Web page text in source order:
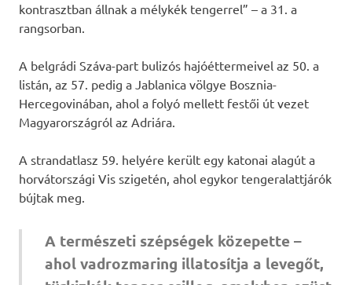
kontrasztban állnak a mélykék tengerrel” – a 31. a
rangsorban.
A belgrádi Száva-part bulizós hajóéttermeivel az 50. a
listán, az 57. pedig a Jablanica völgye Bosznia-
Hercegovinában, ahol a folyó mellett festői út vezet
Magyarországról az Adriára.
A strandatlasz 59. helyére került egy katonai alagút a
horvátországi Vis szigetén, ahol egykor tengeralattjárók
bújtak meg.
A természeti szépségek közepette –
ahol vadrozmaring illatosítja a levegőt,